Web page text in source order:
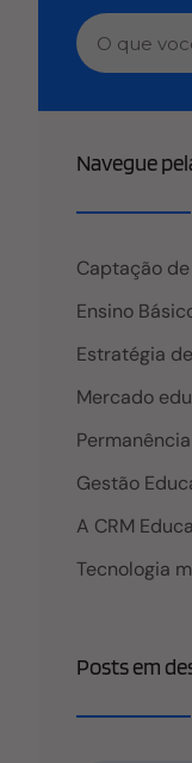
Navegue
Captação
Ensino
Estratégia
Mercado
Gestão
A CRM
Tecnologia
Posts em